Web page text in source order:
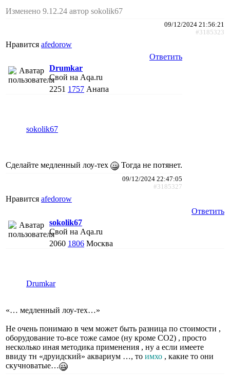
Изменено 9.12.24 автор sokolik67
09/12/2024 21:56:21
#3185323
Нравится afedorow
Ответить
Drumkar
Свой на Aqa.ru
2251 1757 Анапа
sokolik67
Сделайте медленный лоу-тех Тогда не потянет.
09/12/2024 22:47:05
#3185327
Нравится afedorow
Ответить
sokolik67
Свой на Aqa.ru
2060 1806 Москва
Drumkar
«… медленный лоу-тех…»
Не очень понимаю в чем может быть разница по стоимости ,
оборудование то-все тоже самое (ну кроме СО2) , просто
несколько иная методика применения , ну а если имеете
ввиду тн «друидский» аквариум …, то имхо , какие то они
скучноватые…